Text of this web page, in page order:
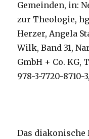
Gemeinden, in:
zur Theologie,
Herzer, Angela
Wilk, Band 31,
GmbH + Co. KG,
978-3-7720-8710-
Das